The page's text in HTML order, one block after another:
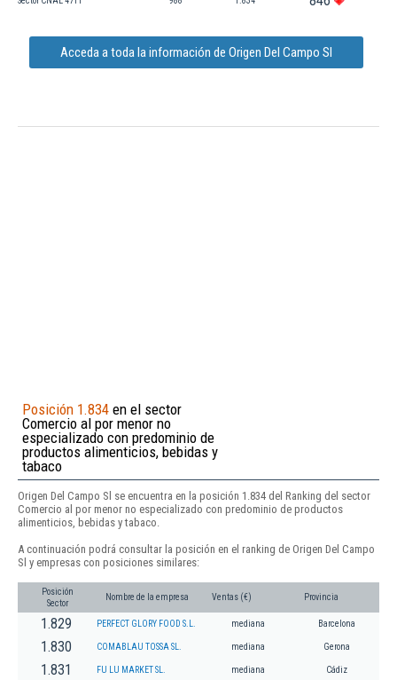
Acceda a toda la información de Origen Del Campo Sl
Posición 1.834 en el sector
Comercio al por menor no
especializado con predominio de
productos alimenticios, bebidas y
tabaco
Origen Del Campo Sl se encuentra en la posición 1.834 del Ranking del sector
Comercio al por menor no especializado con predominio de productos
alimenticios, bebidas y tabaco.
A continuación podrá consultar la posición en el ranking de Origen Del Campo
Sl y empresas con posiciones similares:
Posición
Sector
Nombre de la empresa Ventas (€) Provincia
1.829 PERFECT GLORY FOOD S.L. mediana Barcelona
1.830 COMABLAU TOSSA SL. mediana Gerona
1.831 FU LU MARKET SL. mediana Cádiz